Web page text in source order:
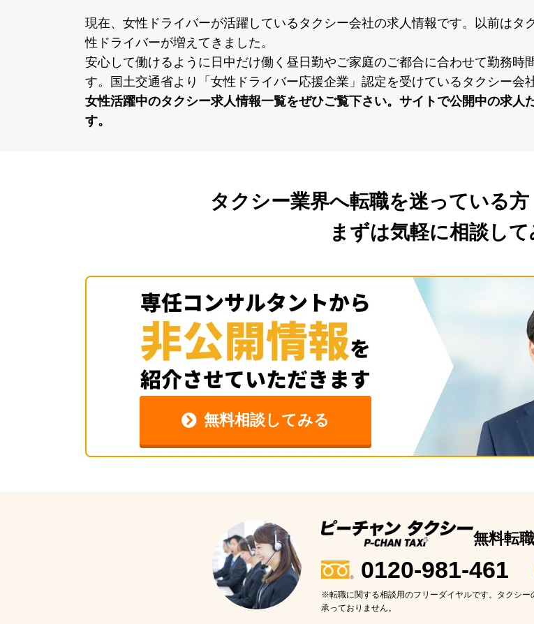
現在、⼥性ドライバーが活躍しているタクシー会社の求⼈情報です。以前は
性ドライバーが増えてきました。
安⼼して働けるように⽇中だけ働く昼⽇勤やご家庭のご都合に合わせて勤務時
す。国⼟交通省より「⼥性ドライバー応援企業」認定を受けているタクシー会
⼥性活躍中のタクシー求⼈情報⼀覧をぜひご覧下さい。サイトで公開中の求
す。
タクシー業界へ転職を迷っている
まずは気軽に相談して
無料相談してみる
無料転
0120-981-461
※転職に関する相談用のフリーダイヤルです。タクシ
承っておりません。